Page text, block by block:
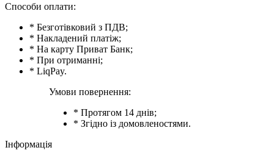
Способи оплати:
* Безготівковий з ПДВ;
* Накладений платіж;
* На карту Приват Банк;
* При отриманні;
* LiqPay.
Умови повернення:
* Протягом 14 днів;
* Згідно із домовленостями.
Інформація